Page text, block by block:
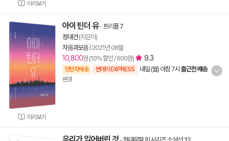
미리보기
미리보기
아이 틴더 유-트리플 7
정대건(지은이)
자음과모음| 2021년 08월
10,800원 (10% 할인 / 600원) 9.3
양탄자배송 썬데이 EXPRESS 내일 (월) 아침 7시 출근전 배송
변경